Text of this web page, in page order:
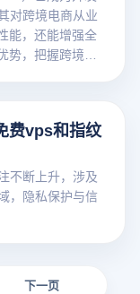
对跨境电商从业
能，还能增强全
势，把握跨境业
费vps和指纹
不断上升，涉及
，隐私保护与信
下一页